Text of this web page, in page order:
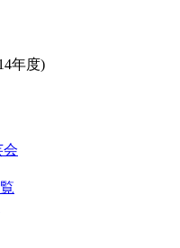
年度)
会